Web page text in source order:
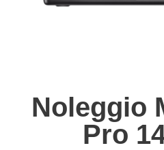
Noleggio
Pro